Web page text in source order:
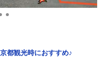
都観光時におすすめ♪